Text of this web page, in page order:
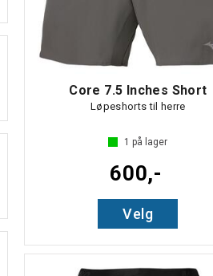
Core 7.5 Inches Short
Løpeshorts til herre
1 på lager
600,-
Velg